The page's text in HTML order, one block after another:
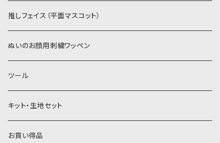
パウダーボア（4mm）
ウィッグボア（8cm）
黄色・クリーム系
ベージュ・ブラウン系
黄色・クリーム系
リボン
推しフェイス（平面マスコット）
ぬいのお顔用刺繍ワッペン
ツール
キット・生地セット
お買い得品